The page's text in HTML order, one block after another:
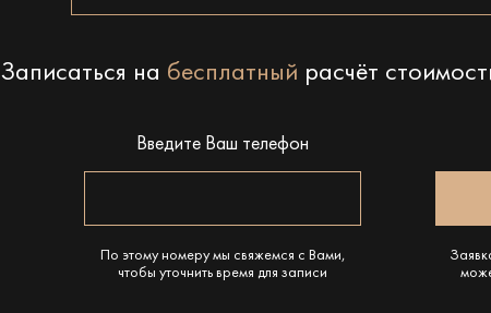
Записаться на бесплатный расчёт
Введите Ваш телефон
По этому номеру мы свяжемся с Вами,
чтобы уточнить время для записи